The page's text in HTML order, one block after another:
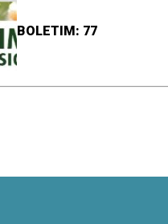
BOLETIM: 77